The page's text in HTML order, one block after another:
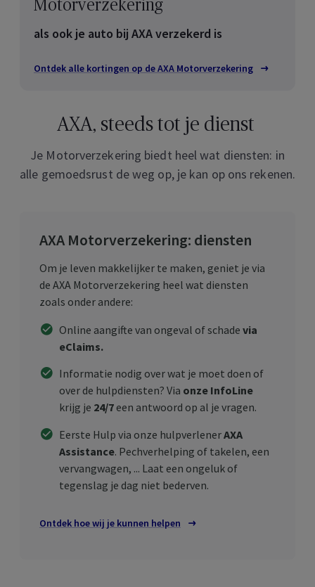
Motorverzekering
als ook je auto bij AXA verzekerd is
Ontdek alle kortingen op de AXA Motorverzekering
AXA, steeds tot je dienst
Je Motorverzekering biedt heel wat diensten: in
alle gemoedsrust de weg op, je kan op ons rekenen.
AXA Motorverzekering: diensten
Om je leven makkelijker te maken, geniet je via
de AXA Motorverzekering heel wat diensten
zoals onder andere:
Online aangifte van ongeval of schade via
eClaims.
Informatie nodig over wat je moet doen of
over de hulpdiensten? Via onze InfoLine
krijg je 24/7 een antwoord op al je vragen.
Eerste Hulp via onze hulpverlenerAXA
Assistance. Pechverhelping of takelen, een
vervangwagen, ... Laat een ongeluk of
tegenslag je dag niet bederven.
Ontdek hoe wij je kunnen helpen